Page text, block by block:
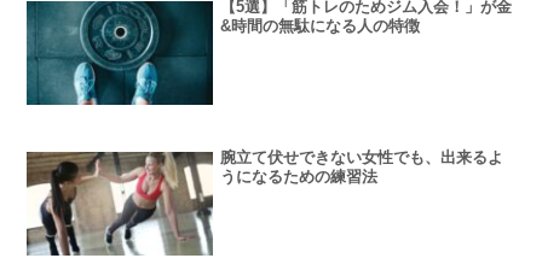
【5選】「筋トレのためジム入会！」が金
&時間の無駄になる人の特徴
腕立て伏せできない女性でも、出来るよ
うになるための練習法